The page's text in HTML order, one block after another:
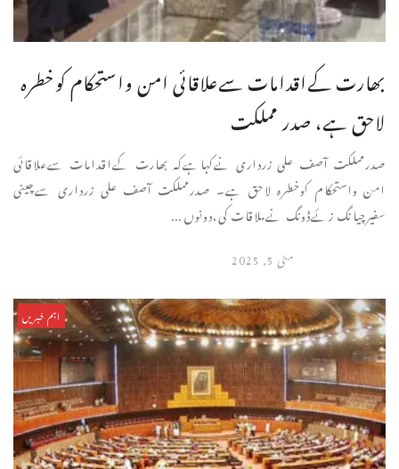
بھارت کےاقدامات سےعلاقائی امن واستحکام کوخطرہ
لاحق ہے، صدر مملکت
صدرمملکت آصف علی زرداری نےکہاہےکہ بھارت کےاقدامات سےعلاقائی
امن واستحکام کوخطرہ لاحق ہے۔ صدرمملکت آصف علی زرداری سےچینی
سفیرچیانگ زئےڈونگ نےملاقات کی،دونوں ...
مئی 5, 2025
اہم خبریں